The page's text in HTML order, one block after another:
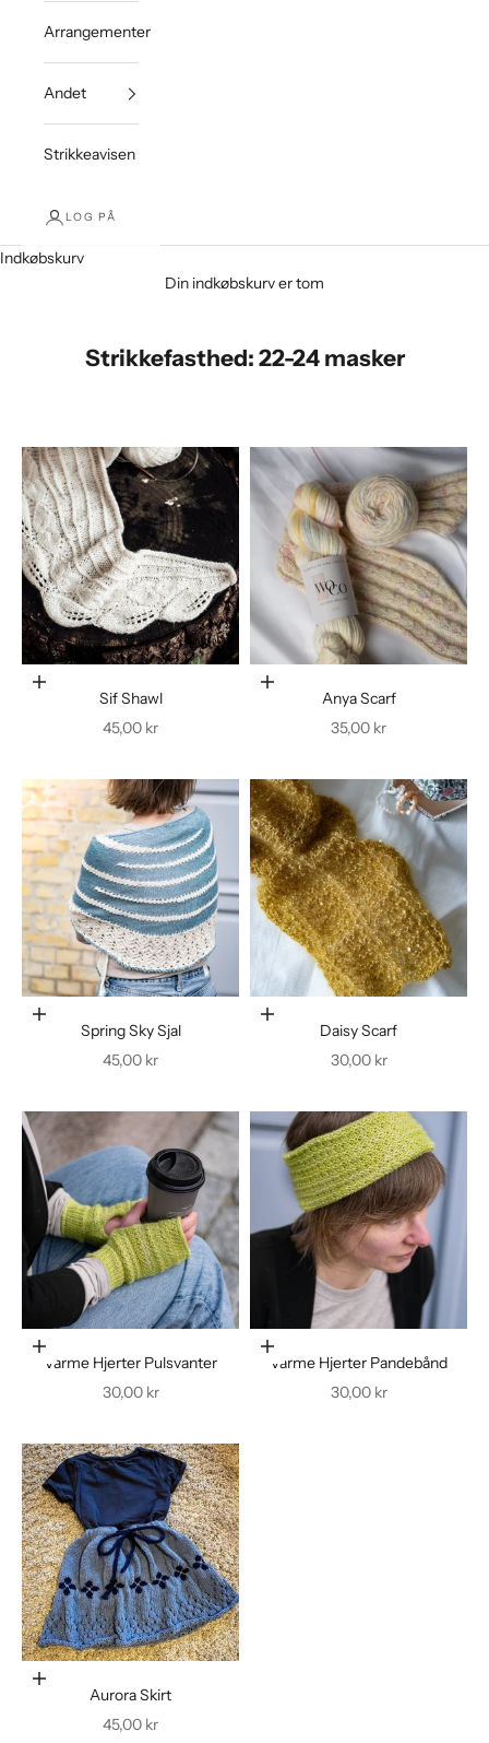
Arrangementer
Andet
Strikkeavisen
LOG PÅ
Indkøbskurv
Din indkøbskurv er tom
Strikkefasthed: 22-24 masker
Føj til indkøbskurv
Sif Shawl
Salgspris
45,00 kr
Føj til indkøbskurv
Anya Scarf
Salgspris
35,00 kr
Føj til indkøbskurv
Spring Sky Sjal
Salgspris
45,00 kr
Føj til indkøbskurv
Daisy Scarf
Salgspris
30,00 kr
Føj til indkøbskurv
Varme Hjerter Pulsvanter
Salgspris
30,00 kr
Føj til indkøbskurv
Varme Hjerter Pandebånd
Salgspris
30,00 kr
Føj til indkøbskurv
Aurora Skirt
Salgspris
45,00 kr